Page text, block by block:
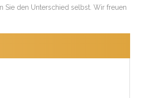
Sie den Unterschied selbst. Wir freuen